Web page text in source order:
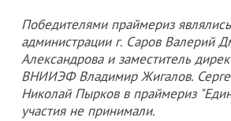
Победителями праймериз
администрации г. Саров Валерий
Александрова и заместитель
ВНИИЭФ Владимир Жигалов.
Николай Пырков в праймериз
участия не принимали.